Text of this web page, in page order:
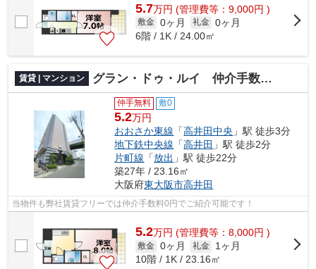
5.7万円 (管理費等：9,000円 )
敷金 0ヶ月 礼金 0ヶ月
6階 / 1K / 24.00㎡
賃貸 | マンション グラン・ドゥ・ルイ 仲介手数料無料
仲手無料 敷0
5.2万円
おおさか東線 「高井田中央 」駅 徒歩3分
地下鉄中央線 「高井田 」駅 徒歩2分
片町線 「放出 」駅 徒歩22分
築27年 / 23.16㎡
大阪府東大阪市高井田
当物件も弊社賃貸フリーでは仲介手数料0円でご紹介可能です！
5.2万円 (管理費等：8,000円 )
敷金 0ヶ月 礼金
1ヶ月
10階 / 1K / 23.16㎡